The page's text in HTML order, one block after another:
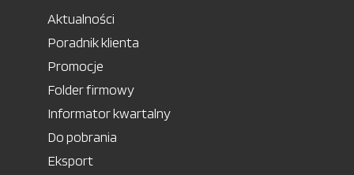
Aktualności
Poradnik klienta
Promocje
Folder firmowy
Informator kwartalny
Do pobrania
Eksport